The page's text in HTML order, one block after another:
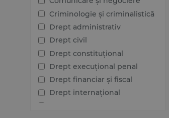
Criminologie și criminalistică
Drept administrativ
Drept civil
Drept constituțional
Drept execuțional penal
Drept financiar și fiscal
Drept internațional